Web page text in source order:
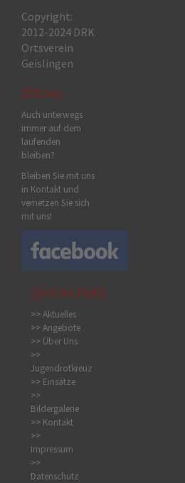
Copyright:
2012-2024 DRK
Ortsverein
Geislingen
SOCIAL
Auch unterwegs
immer auf dem
laufenden
bleiben?
Bleiben Sie mit uns
in Kontakt und
vernetzen Sie sich
mit uns!
QUICKLINKS
>> Aktuelles
>> Angebote
>> Über Uns
>>
Jugendrotkreuz
>> Einsätze
>>
Bildergalerie
>> Kontakt
>>
Impressum
>>
Datenschutz